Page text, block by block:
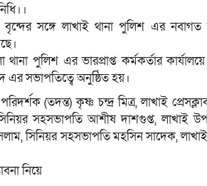
বৃন্দের সঙ্গে লাখাই থানা পুলিশ এর
পুলিশ এর ভারপ্রাপ্ত কর্মকর্তার
সভাপতিত্বে অনুষ্ঠিত হয়।
(তদন্ত) কৃষ্ণ চন্দ্র মিত্র, লাখাই
সহসভাপতি আশীষ দাশগুপ্ত, লাখাই
সিনিয়র সহসভাপতি মহসিন সাদেক,
নিয়ে